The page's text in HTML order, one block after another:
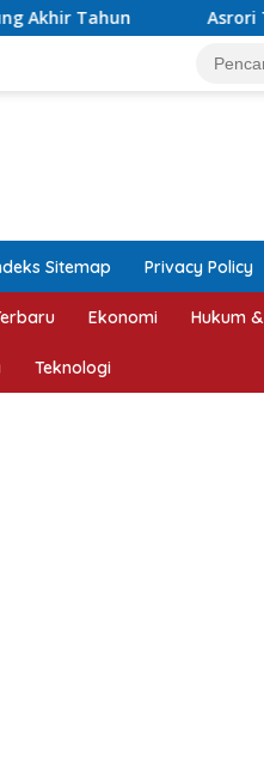
Asrori Terpilih Lagi Ketua
Sitemap Privacy Policy
Ekonomi Hukum
Teknologi